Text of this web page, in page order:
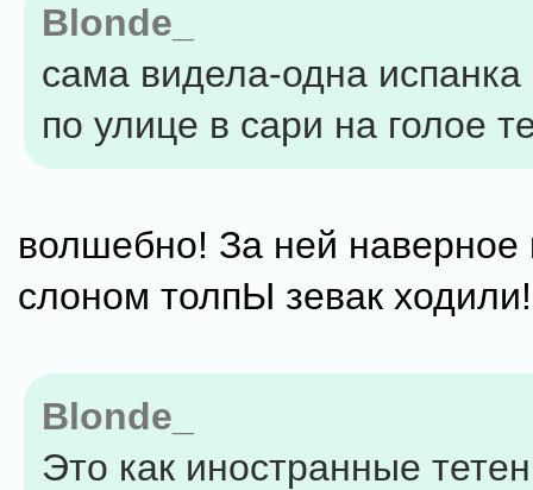
Blonde_
сама видела-одна
по улице в сари на голое
волшебно! За ней наверное
слоном толпЫ зевак
Blonde_
Это как иностранные